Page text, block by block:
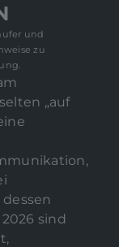
und
zu
„auf
sind